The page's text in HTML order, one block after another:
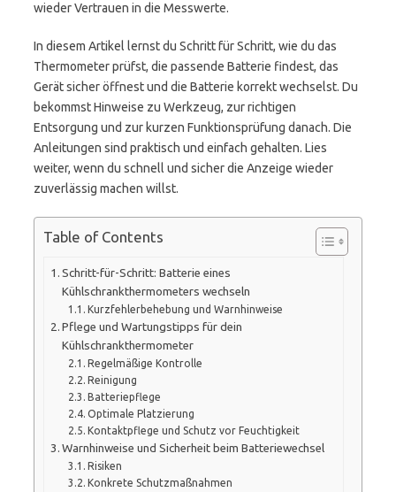
wieder Vertrauen in die Messwerte.
In diesem Artikel lernst du Schritt für Schritt, wie du das
Thermometer prüfst, die passende Batterie findest, das
Gerät sicher öffnest und die Batterie korrekt wechselst. Du
bekommst Hinweise zu Werkzeug, zur richtigen
Entsorgung und zur kurzen Funktionsprüfung danach. Die
Anleitungen sind praktisch und einfach gehalten. Lies
weiter, wenn du schnell und sicher die Anzeige wieder
zuverlässig machen willst.
Table of Contents
Schritt-für-Schritt: Batterie eines
Kühlschrankthermometers wechseln
Kurzfehlerbehebung und Warnhinweise
Pflege und Wartungstipps für dein
Kühlschrankthermometer
Regelmäßige Kontrolle
Reinigung
Batteriepflege
Optimale Platzierung
Kontaktpflege und Schutz vor Feuchtigkeit
Warnhinweise und Sicherheit beim Batteriewechsel
Risiken
Konkrete Schutzmaßnahmen